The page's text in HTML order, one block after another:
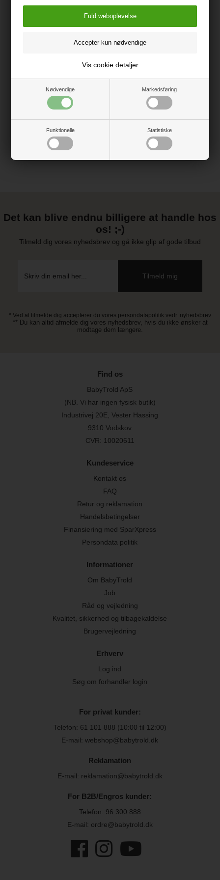
Nødvendige Markedsføring
Funktionelle Statistiske
Vis cookie detaljer
Oprindelsesland: Kina
9240 Nibe
www.babytrold.dk
Det kan blive endnu billigere at handle hos
os! ;-)
Tilmeld dig vores nyhedsbrev og gå ikke glip af gode tilbud
* Ved at tilmelde dig accepterer du vores persondatapolitik vedr. nyhedsbrev
** Du kan altid afmelde dig vores nyhedsbrev, hvis du ikke ønsker at
modtage dem længere.
Find os
BabyTrold ApS
(NB. Vi har ingen fysisk butik)
Industrivej 20E, Vester Hassing
9310 Vodskov
CVR: 10020611
Kundeservice
Kontakt os
FAQ
Retur og reklamation
Handelsbetingelser
Finansiering med SparXpress
Persondata politik
Informationer
Om BabyTrold
Job
Råd og vejledning
Kvalitet, sikkerhed og tilbagekaldelse
Brugervejledning
Erhverv
Log ind
Søg om forhandler login
For privat kunder:
Telefon: 61 101 888 (10:00 til 12:00)
E-mail: webshop@babytrold.dk
Reklamation
E-mail: reklamation@babytrold.dk
For B2B/Engros kunder:
Telefon: 96 300 888
E-mail: ordre@babytrold.dk